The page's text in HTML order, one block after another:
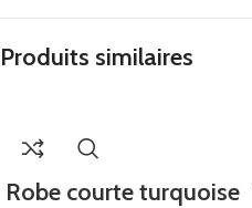
Produits similaires
Robe courte turquoise